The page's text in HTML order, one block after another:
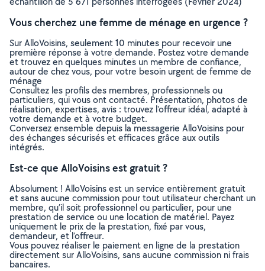
Vous cherchez une femme de ménage en urgence ?
Sur AlloVoisins, seulement 10 minutes pour recevoir une
première réponse à votre demande. Postez votre demande
et trouvez en quelques minutes un membre de confiance,
autour de chez vous, pour votre besoin urgent de femme de
ménage
Consultez les profils des membres, professionnels ou
particuliers, qui vous ont contacté. Présentation, photos de
réalisation, expertises, avis : trouvez l'offreur idéal, adapté à
votre demande et à votre budget.
Conversez ensemble depuis la messagerie AlloVoisins pour
des échanges sécurisés et efficaces grâce aux outils
intégrés.
Est-ce que AlloVoisins est gratuit ?
Absolument ! AlloVoisins est un service entièrement gratuit
et sans aucune commission pour tout utilisateur cherchant un
membre, qu’il soit professionnel ou particulier, pour une
prestation de service ou une location de matériel. Payez
uniquement le prix de la prestation, fixé par vous,
demandeur, et l’offreur.
Vous pouvez réaliser le paiement en ligne de la prestation
directement sur AlloVoisins, sans aucune commission ni frais
bancaires.